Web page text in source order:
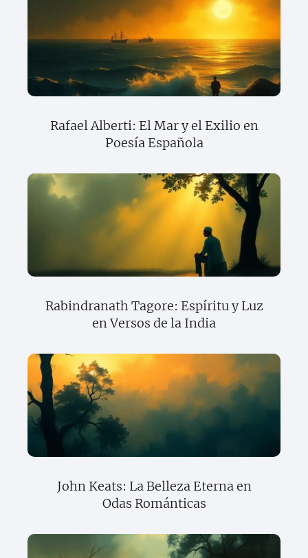
Rafael Alberti: El Mar y el Exilio en
Poesía Española
Rabindranath Tagore: Espíritu y Luz
en Versos de la India
John Keats: La Belleza Eterna en
Odas Románticas